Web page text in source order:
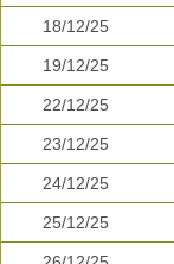
18/12/25
19/12/25
22/12/25
23/12/25
24/12/25
25/12/25